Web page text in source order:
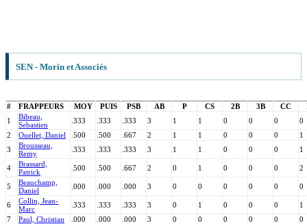
SEN - Morin et Associés
# FRAPPEURS MOY PUIS PSB AB P CS 2B 3B CC
1
Bibeau,
Sebastien
.333 .333 .333 3 1 1 0 0 0
0
2
Ouellet, Daniel .500 .500 .667 2 1 1 0 0 0
1
3
Brousseau,
Remy
.333 .333 .333 3 1 1 0 0 0 1
4
Brassard,
Patrick
.500 .500 .667 2 0 1 0 0 0 2
5
Beauchamp,
Daniel
.000 .000 .000 3 0 0 0 0 0 0
6
Collin, Jean-
Marc
.333 .333 .333 3 0 1 0 0 0
1
7
Paul, Christian .000 .000 .000 3 0 0 0 0 0
0